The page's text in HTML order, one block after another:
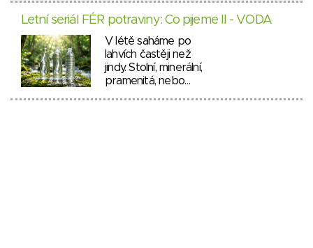
Letní seriál FÉR potraviny: Co pijeme II - VODA
V létě saháme po
lahvích častěji než
jindy. Stolní, minerální,
pramenitá, nebo…